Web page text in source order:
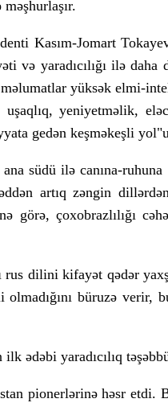
Kasım-Jomart
və yaradıcılığı ilə daha
yüksək elmi-
yeniyetməlik,
gedən keşməkeşli
südü ilə canına-
artıq zəngin
görə, çoxobrazlılığı
rus dilini kifayət qədər
büruzə verir,
ədəbi yaradıcılıq
pionerlərinə həsr etdi.